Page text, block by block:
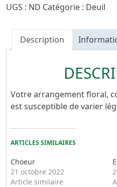
UGS : ND Catégorie : Deuil
Description
Votre arrangement floral,
est susceptible de varier
ARTICLES SIMILAIRES
Choeur
21 octobre 2022
Article similaire